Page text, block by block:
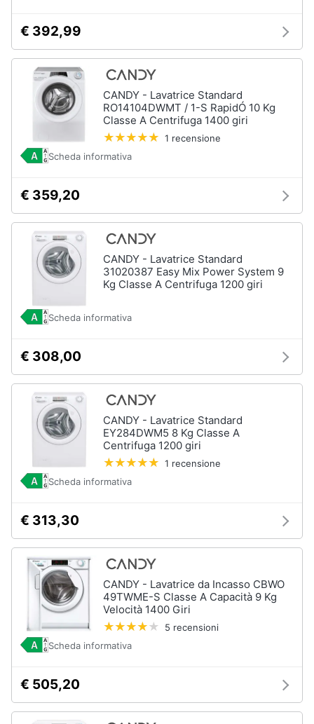
€ 392,99
CANDY - Lavatrice Standard
RO14104DWMT / 1-S RapidÓ 10 Kg
Classe A Centrifuga 1400 giri
1 recensione
Scheda informativa
€ 359,20
CANDY - Lavatrice Standard
31020387 Easy Mix Power System 9
Kg Classe A Centrifuga 1200 giri
Scheda informativa
€ 308,00
CANDY - Lavatrice Standard
EY284DWM5 8 Kg Classe A
Centrifuga 1200 giri
1 recensione
Scheda informativa
€ 313,30
CANDY - Lavatrice da Incasso CBWO
49TWME-S Classe A Capacità 9 Kg
Velocità 1400 Giri
5 recensioni
Scheda informativa
€ 505,20